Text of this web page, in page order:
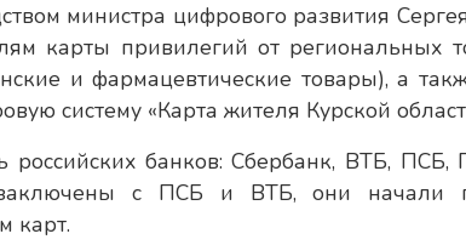
министра цифрового развития
карты привилегий от региональных
и фармацевтические товары), а
систему «Карта жителя Курской
российских банков: Сбербанк, ВТБ, ПСБ,
с ПСБ и ВТБ, они начали
карт.